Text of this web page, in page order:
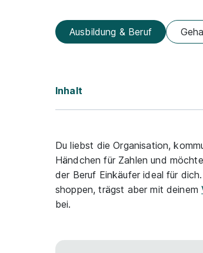
Ausbildung & Beruf
Inhalt
Du liebst die Organisation,
Händchen für Zahlen und
der Beruf Einkäufer ideal für
shoppen, trägst aber mit deinem
bei.